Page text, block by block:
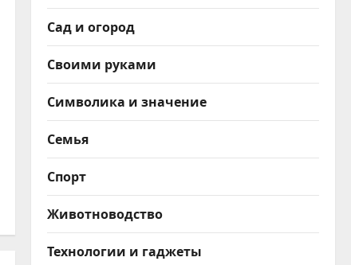
Сад и огород
Своими руками
Символика и значение
Семья
Спорт
Животноводство
Технологии и гаджеты